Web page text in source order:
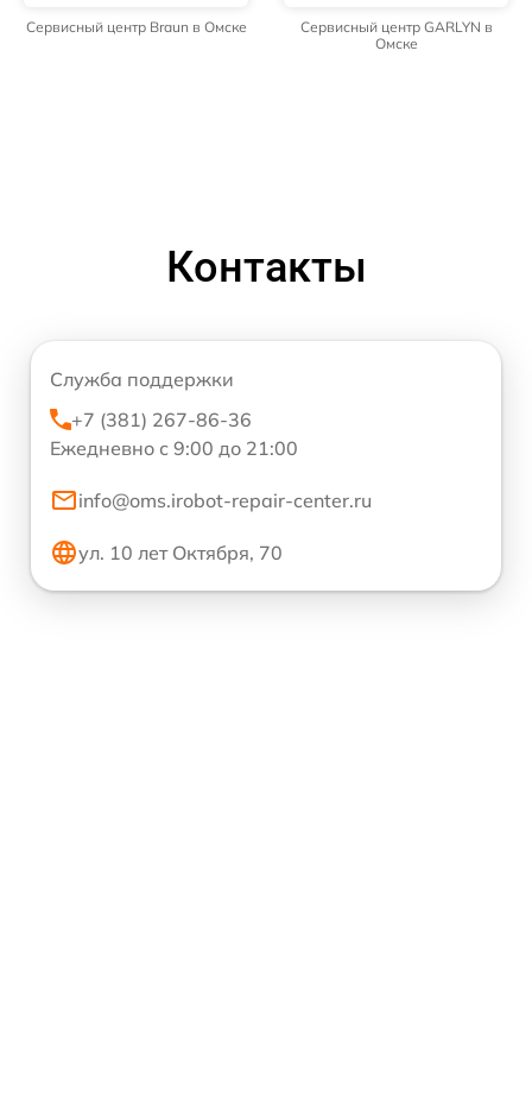
Сервисный центр Braun в Омске
Сервисный центр GARLYN в
Омске
Контакты
Служба поддержки
+7 (381) 267-86-36
Ежедневно с 9:00 до 21:00
info@oms.irobot-repair-center.ru
ул. 10 лет Октября, 70